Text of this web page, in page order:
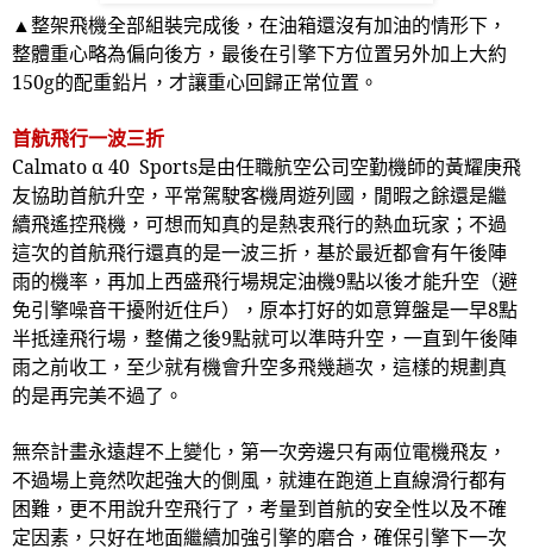
▲整架飛機全部組裝完成後，在油箱還沒有加油的情形下，
整體重心略為偏向後方，最後在引擎下方位置另外加上大約
150g的配重鉛片，才讓重心回歸正常位置。
首航飛行一波三折
Calmatoα40 Sports是由任職航空公司空勤機師的黃耀庚飛
友協助首航升空，平常駕駛客機周遊列國，閒暇之餘還是繼
續飛遙控飛機，可想而知真的是熱衷飛行的熱血玩家；不過
這次的首航飛行還真的是一波三折，基於最近都會有午後陣
雨的機率，再加上西盛飛行場規定油機9點以後才能升空（避
免引擎噪音干擾附近住戶），原本打好的如意算盤是一早8點
半抵達飛行場，整備之後9點就可以準時升空，一直到午後陣
雨之前收工，至少就有機會升空多飛幾趟次，這樣的規劃真
的是再完美不過了。
無奈計畫永遠趕不上變化，第一次旁邊只有兩位電機飛友，
不過場上竟然吹起強大的側風，就連在跑道上直線滑行都有
困難，更不用說升空飛行了，考量到首航的安全性以及不確
定因素，只好在地面繼續加強引擎的磨合，確保引擎下一次